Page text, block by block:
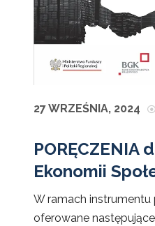
27 WRZEŚNIA, 2024
PORĘCZENIA
Ekonomii
W ramach
oferowane